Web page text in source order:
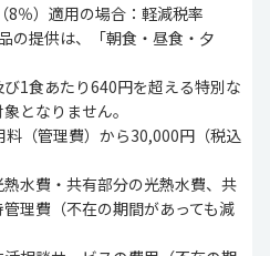
％）適用の場合：軽減税率
の提供は、「朝食・昼食・夕
1食あたり640円を超える特別な
となりません。
（管理費）から30,000円（税込
水費・共有部分の光熱水費、共
理費（不在の期間があっても減